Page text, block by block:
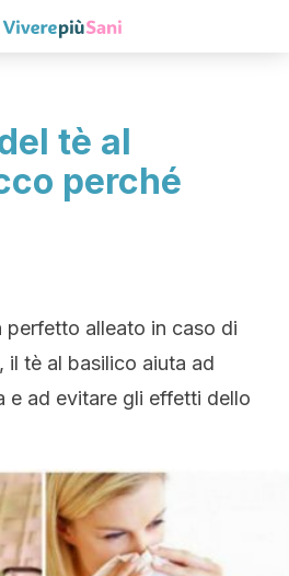
tè al
perché
perfetto alleato in caso di
il tè al basilico aiuta ad
e ad evitare gli effetti dello